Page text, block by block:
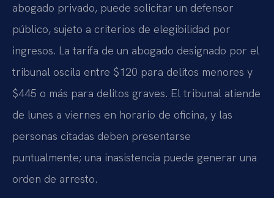
abogado privado, puede solicitar un defensor
público, sujeto a criterios de elegibilidad por
ingresos. La tarifa de un abogado designado por el
tribunal oscila entre $120 para delitos menores y
$445 o más para delitos graves. El tribunal atiende
de lunes a viernes en horario de oficina, y las
personas citadas deben presentarse
puntualmente; una inasistencia puede generar una
orden de arresto.